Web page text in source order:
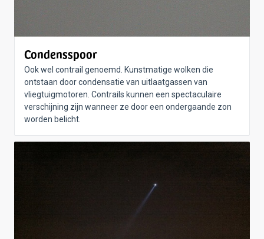
Condensspoor
Ook wel contrail genoemd. Kunstmatige wolken die
ontstaan door condensatie van uitlaatgassen van
vliegtuigmotoren. Contrails kunnen een spectaculaire
verschijning zijn wanneer ze door een ondergaande zon
worden belicht.